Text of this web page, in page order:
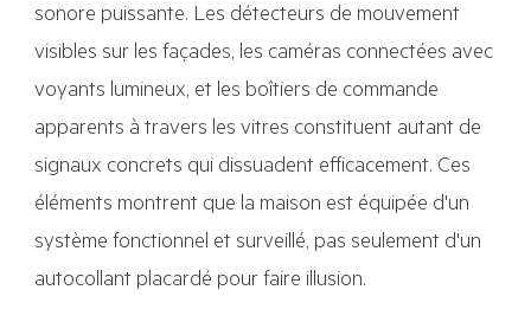
sonore puissante. Les détecteurs de mouvement
visibles sur les façades, les caméras connectées avec
voyants lumineux, et les boîtiers de commande
apparents à travers les vitres constituent autant de
signaux concrets qui dissuadent efficacement. Ces
éléments montrent que la maison est équipée d'un
système fonctionnel et surveillé, pas seulement d'un
autocollant placardé pour faire illusion.